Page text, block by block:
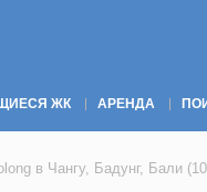
ЖК АРЕНДА
в Чангу, Бадунг, Бали